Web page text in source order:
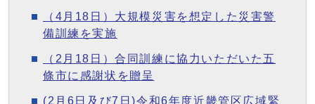
（4月18日）大規模災害を想定した災害警
備訓練を実施
（2月18日）合同訓練に協力いただいた五
條市に感謝状を贈呈
(2月6日及び7日)令和6年度近畿管区広域緊